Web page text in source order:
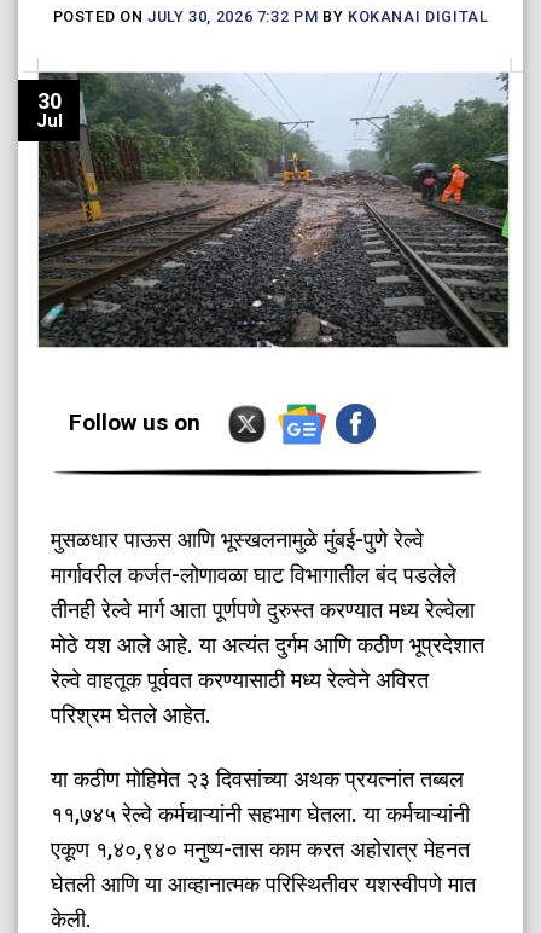
POSTED ON JULY 30, 2026 7:32 PM BY KOKANAI DIGITAL
30
Jul
Follow us on
मुसळधार पाऊस आणि भूस्खलनामुळे मुंबई-पुणे रेल्वे
मार्गावरील कर्जत-लोणावळा घाट विभागातील बंद पडलेले
तीनही रेल्वे मार्ग आता पूर्णपणे दुरुस्त करण्यात मध्य रेल्वेला
मोठे यश आले आहे. या अत्यंत दुर्गम आणि कठीण भूप्रदेशात
रेल्वे वाहतूक पूर्ववत करण्यासाठी मध्य रेल्वेने अविरत
परिश्रम घेतले आहेत.
​या कठीण मोहिमेत २३ दिवसांच्या अथक प्रयत्नांत तब्बल
११,७४५ रेल्वे कर्मचाऱ्यांनी सहभाग घेतला. या कर्मचाऱ्यांनी
एकूण १,४०,९४० मनुष्य-तास काम करत अहोरात्र मेहनत
घेतली आणि या आव्हानात्मक परिस्थितीवर यशस्वीपणे मात
केली.